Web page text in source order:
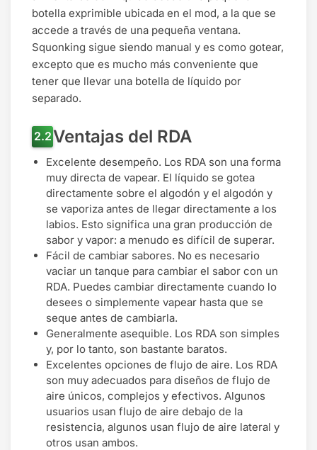
botella exprimible ubicada en el mod, a la que se
accede a través de una pequeña ventana.
Squonking sigue siendo manual y es como gotear,
excepto que es mucho más conveniente que
tener que llevar una botella de líquido por
separado.
Ventajas del RDA
Excelente desempeño. Los RDA son una forma
muy directa de vapear. El líquido se gotea
directamente sobre el algodón y el algodón y
se vaporiza antes de llegar directamente a los
labios. Esto significa una gran producción de
sabor y vapor: a menudo es difícil de superar.
Fácil de cambiar sabores. No es necesario
vaciar un tanque para cambiar el sabor con un
RDA. Puedes cambiar directamente cuando lo
desees o simplemente vapear hasta que se
seque antes de cambiarla.
Generalmente asequible. Los RDA son simples
y, por lo tanto, son bastante baratos.
Excelentes opciones de flujo de aire. Los RDA
son muy adecuados para diseños de flujo de
aire únicos, complejos y efectivos. Algunos
usuarios usan flujo de aire debajo de la
resistencia, algunos usan flujo de aire lateral y
otros usan ambos.